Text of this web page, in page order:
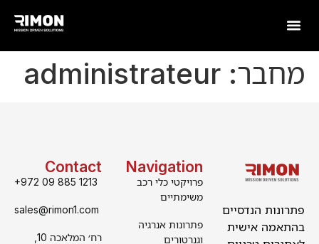
מחבר: administrateur
Contact
+972 09 885 1213
sales@rimon1.com
Navigation
פרויקטי כלי רכב
משימתיים
פתרונות אנרגיה
וגנרטורים
פתרונות הנדסיים
בהתאמה אישית